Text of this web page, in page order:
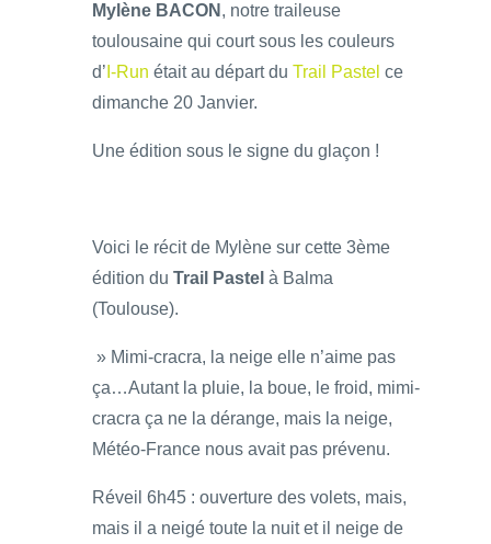
Mylène BACON , notre traileuse
toulousaine qui court sous les couleurs
d’ I-Run était au départ du Trail Pastel ce
dimanche 20 Janvier.
Une édition sous le signe du glaçon !
Voici le récit de Mylène sur cette 3ème
édition du Trail Pastel à Balma
(Toulouse).
» Mimi-cracra, la neige elle n’aime pas
ça…Autant la pluie, la boue, le froid, mimi-
cracra ça ne la dérange, mais la neige,
Météo-France nous avait pas prévenu.
Réveil 6h45 : ouverture des volets, mais,
mais il a neigé toute la nuit et il neige de